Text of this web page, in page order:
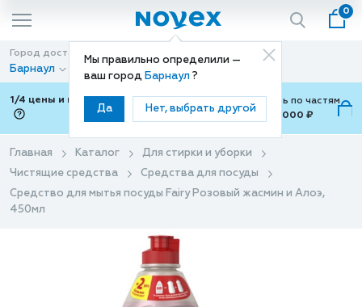
Мы правильно определили —
ваш город Барнаул ?
Да Нет, выбрать другой
0
Город доставки
Барнаул
Способ доставки
Доставка
1/4 цены и покупки ваши с Подели
Можно оплатить по частям
от 700 ₽ до 15,000 ₽
Главная Каталог
Для стирки и уборки
Чистящие средства
Средства для посуды
Средство для мытья посуды Fairy Розовый жасмин и Алоэ,
450мл